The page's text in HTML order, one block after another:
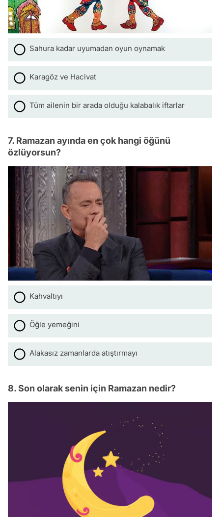
Sahura kadar uyumadan oyun oynamak
Karagöz ve Hacivat
Tüm ailenin bir arada olduğu kalabalık iftarlar
7. Ramazan ayında en çok hangi öğünü
özlüyorsun?
Kahvaltıyı
Öğle yemeğini
Alakasız zamanlarda atıştırmayı
8. Son olarak senin için Ramazan nedir?